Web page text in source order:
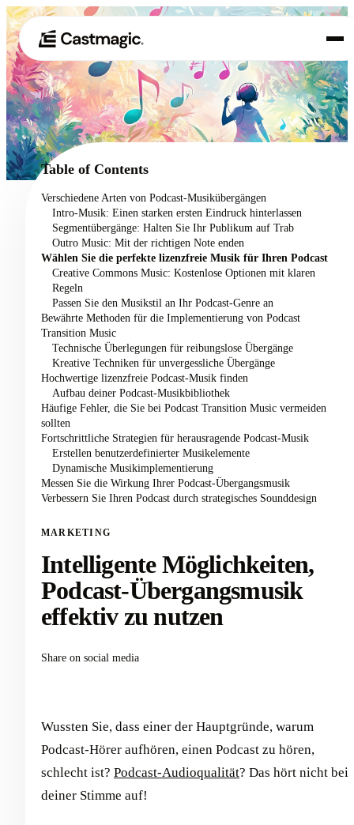
01 Produkt
02 Anwendungsfälle
Preisgestaltung
Über uns
Table of Contents
Verschiedene Arten von Podcast-Musikübergängen
Intro-Musik: Einen starken ersten Eindruck hinterlassen
Segmentübergänge: Halten Sie Ihr Publikum auf Trab
Outro Music: Mit der richtigen Note enden
Wählen Sie die perfekte lizenzfreie Musik für Ihren Podcast
Creative Commons Music: Kostenlose Optionen mit klaren
Regeln
Passen Sie den Musikstil an Ihr Podcast-Genre an
Bewährte Methoden für die Implementierung von Podcast
Transition Music
Technische Überlegungen für reibungslose Übergänge
Kreative Techniken für unvergessliche Übergänge
Hochwertige lizenzfreie Podcast-Musik finden
Aufbau deiner Podcast-Musikbibliothek
Häufige Fehler, die Sie bei Podcast Transition Music vermeiden
sollten
Fortschrittliche Strategien für herausragende Podcast-Musik
Erstellen benutzerdefinierter Musikelemente
Dynamische Musikimplementierung
Messen Sie die Wirkung Ihrer Podcast-Übergangsmusik
Verbessern Sie Ihren Podcast durch strategisches Sounddesign
MARKETING
Intelligente Möglichkeiten,
Podcast-Übergangsmusik
effektiv zu nutzen
Share on social media
Wussten Sie, dass einer der Hauptgründe, warum
Podcast-Hörer aufhören, einen Podcast zu hören,
schlecht ist? Podcast-Audioqualität? Das hört nicht bei
deiner Stimme auf!